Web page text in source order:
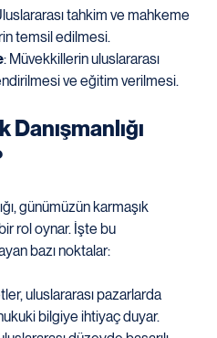
tahkim ve mahkeme
temsil edilmesi.
: Müvekkillerin uluslararası
ve eğitim verilmesi.
günümüzün karmaşık
rol oynar. İşte bu
bazı noktalar:
uluslararası pazarlarda
bilgiye ihtiyaç duyar.